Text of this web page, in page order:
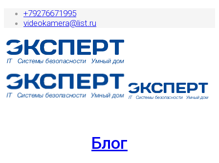
+79276671995
videokamera@list.ru
Блог